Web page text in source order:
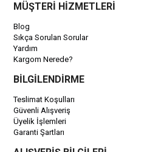
MÜŞTERİ HİZMETLERİ
Blog
Sıkça Sorulan Sorular
Yardım
Kargom Nerede?
BİLGİLENDİRME
Teslimat Koşulları
Güvenli Alışveriş
Üyelik İşlemleri
Garanti Şartları